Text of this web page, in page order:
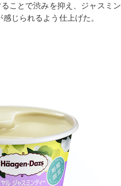
ことで渋みを抑え、ジャスミン
じられるよう仕上げた。